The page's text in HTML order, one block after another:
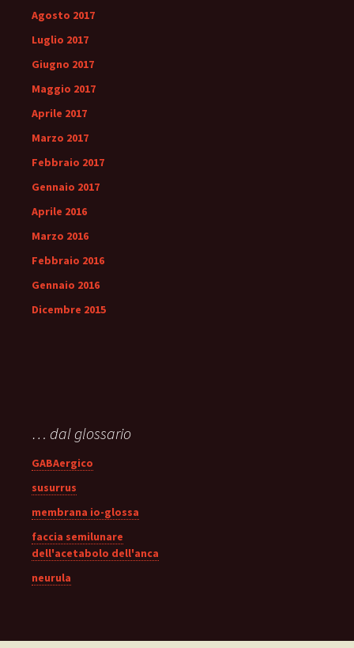
Agosto 2017
Luglio 2017
Giugno 2017
Maggio 2017
Aprile 2017
Marzo 2017
Febbraio 2017
Gennaio 2017
Aprile 2016
Marzo 2016
Febbraio 2016
Gennaio 2016
Dicembre 2015
… dal glossario
GABAergico
susurrus
membrana io-glossa
faccia semilunare
dell'acetabolo dell'anca
neurula